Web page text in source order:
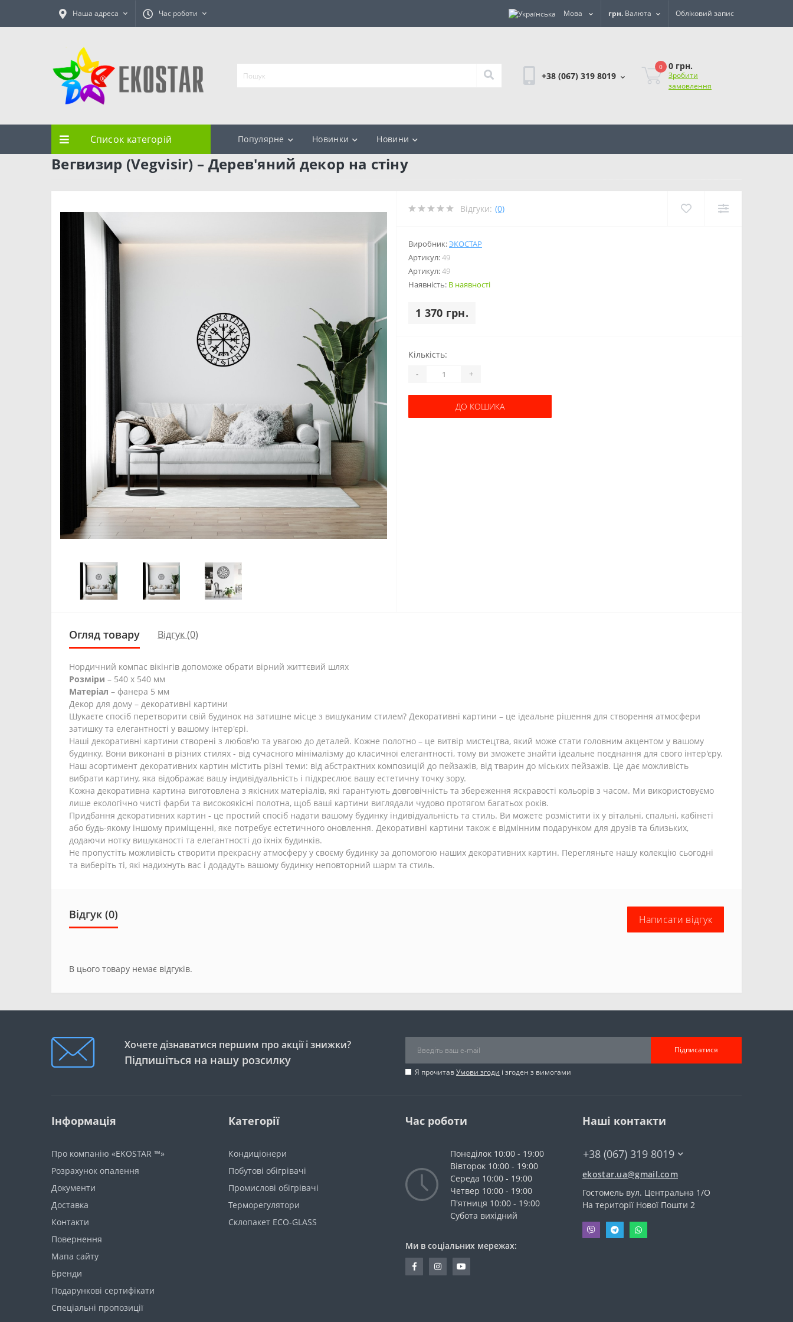
Наша адреса Час роботи Мова грн. Валюта Обліковий запис
+38 (067) 319 8019
0 0 грн.
Зробити
замовлення
Список категорій Популярне Новинки Новини
Вегвизир (Vegvisir) – Дерев'яний декор на стіну
Відгуки: (0)
Виробник:ЭКОСТАР
Артикул:49
Артикул:49
Наявність: В наявності
1 370 грн.
Кількість:
- +
ДО КОШИКА
Огляд товару Відгук (0)
Нордичний компас вікінгів допоможе обрати вірний життєвий шлях
Розміри – 540 х 540 мм
Матеріал – фанера 5 мм
Декор для дому – декоративні картини
Шукаєте спосіб перетворити свій будинок на затишне місце з вишуканим стилем? Декоративні картини – це ідеальне рішення для створення атмосфери
затишку та елегантності у вашому інтер'єрі.
Наші декоративні картини створені з любов'ю та увагою до деталей. Кожне полотно – це витвір мистецтва, який може стати головним акцентом у вашому
будинку. Вони виконані в різних стилях - від сучасного мінімалізму до класичної елегантності, тому ви зможете знайти ідеальне поєднання для свого інтер'єру.
Наш асортимент декоративних картин містить різні теми: від абстрактних композицій до пейзажів, від тварин до міських пейзажів. Це дає можливість
вибрати картину, яка відображає вашу індивідуальність і підкреслює вашу естетичну точку зору.
Кожна декоративна картина виготовлена з якісних матеріалів, які гарантують довговічність та збереження яскравості кольорів з часом. Ми використовуємо
лише екологічно чисті фарби та високоякісні полотна, щоб ваші картини виглядали чудово протягом багатьох років.
Придбання декоративних картин - це простий спосіб надати вашому будинку індивідуальність та стиль. Ви можете розмістити їх у вітальні, спальні, кабінеті
або будь-якому іншому приміщенні, яке потребує естетичного оновлення. Декоративні картини також є відмінним подарунком для друзів та близьких,
додаючи нотку вишуканості та елегантності до їхніх будинків.
Не пропустіть можливість створити прекрасну атмосферу у своєму будинку за допомогою наших декоративних картин. Перегляньте нашу колекцію сьогодні
та виберіть ті, які надихнуть вас і додадуть вашому будинку неповторний шарм та стиль.
Відгук (0) Написати відгук
В цього товару немає відгуків.
Хочете дізнаватися першим про акції і знижки?
Підпишіться на нашу розсилку
Підписатися
Я прочитавУмови згоди і згоден з вимогами
Інформація
Про компанію «EKOSTAR ™»
Розрахунок опалення
Документи
Доставка
Контакти
Повернення
Мапа сайту
Бренди
Подарункові сертифікати
Спеціальні пропозиції
Категорії
Кондиціонери
Побутові обігрівачі
Промислові обігрівачі
Терморегулятори
Склопакет ECO-GLASS
Час роботи
Понеділок 10:00 - 19:00
Вівторок 10:00 - 19:00
Середа 10:00 - 19:00
Четвер 10:00 - 19:00
П'ятниця 10:00 - 19:00
Cубота вихідний
Ми в соціальних мережах:
Наші контакти
+38 (067) 319 8019
ekostar.ua@gmail.com
Гостомель вул. Центральна 1/О
На території Нової Пошти 2